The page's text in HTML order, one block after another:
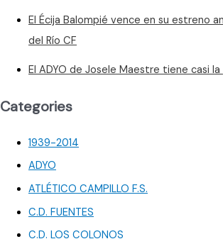
El Écija Balompié vence en su estreno
del Río CF
El ADYO de Josele Maestre tiene casi
Categories
1939-2014
ADYO
ATLÉTICO CAMPILLO F.S.
C.D. FUENTES
C.D. LOS COLONOS